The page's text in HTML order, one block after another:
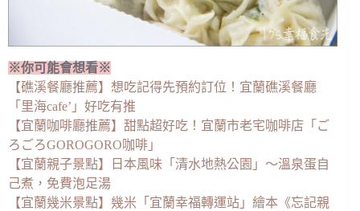
※你可能會想看※
【礁溪餐廳推薦】想吃記得先預約訂位！宜蘭礁溪餐廳
「里海cafe’」好吃有推
【宜蘭咖啡廳推薦】甜點超好吃！宜蘭市老宅咖啡店「ご
ろごろGOROGORO咖啡」
【宜蘭親子景點】日本風味「清水地熱公園」～溫泉蛋自
己煮，免費泡足湯
【宜蘭幾米景點】幾米「宜蘭幸福轉運站」繪本《忘記親